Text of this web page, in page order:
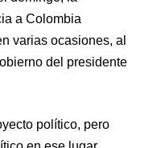
a Colombia
varias ocasiones, al
del presidente
político, pero